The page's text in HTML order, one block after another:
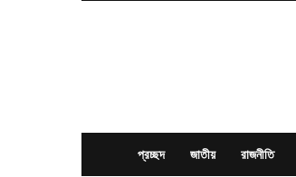
প্রচ্ছদ জাতীয় রাজনীতি